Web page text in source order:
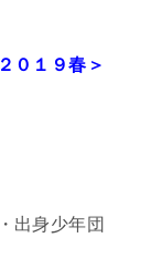
０１９春＞
出身少年団